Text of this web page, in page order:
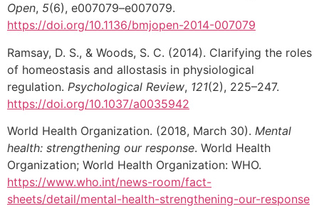
Open, 5(6), e007079–e007079.
https://doi.org/10.1136/bmjopen-2014-007079
Ramsay, D. S., & Woods, S. C. (2014). Clarifying the roles
of homeostasis and allostasis in physiological
regulation. Psychological Review, 121(2), 225–247.
https://doi.org/10.1037/a0035942
World Health Organization. (2018, March 30). Mental
health: strengthening our response. World Health
Organization; World Health Organization: WHO.
https://www.who.int/news-room/fact-
sheets/detail/mental-health-strengthening-our-response